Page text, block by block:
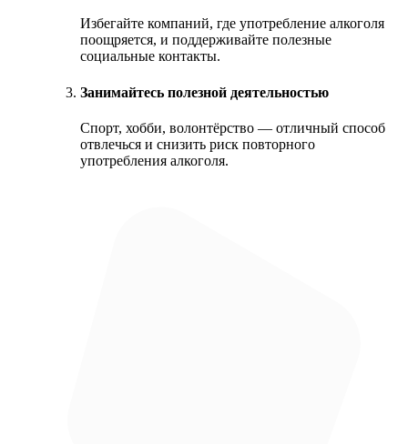
Избегайте компаний, где употребление алкоголя
поощряется, и поддерживайте полезные
социальные контакты.
Занимайтесь полезной деятельностью
Спорт, хобби, волонтёрство — отличный способ
отвлечься и снизить риск повторного
употребления алкоголя.